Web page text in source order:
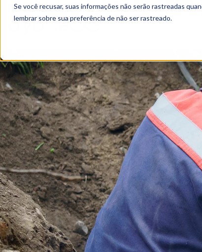
Se você recusar, suas informações não serão rastreadas
lembrar sobre sua preferência de não ser rastreado.